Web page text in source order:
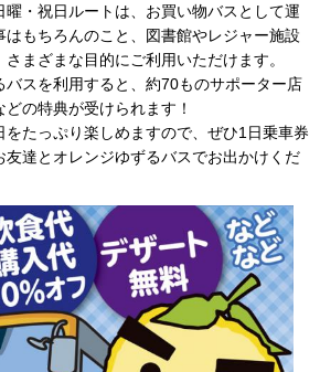
曜・祝日ルートは、お買い物バスとして運
もちろんのこと、図書館やレジャー施設
まざまな目的にご利用いただけます。
バスを利用すると、約70ものサポーター店
の特典が受けられます！
をたっぷり楽しめますので、ぜひ1日乗車券
友達とオレンジゆずるバスでお出かけくだ